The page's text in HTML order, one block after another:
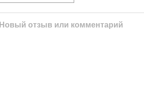
Новый отзыв или комментарий